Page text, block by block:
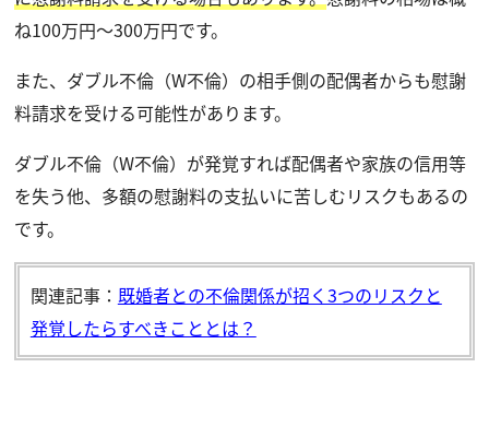
ね100万円〜300万円です。
また、ダブル不倫（W不倫）の相手側の配偶者からも慰謝
料請求を受ける可能性があります。
ダブル不倫（W不倫）が発覚すれば配偶者や家族の信用等
を失う他、多額の慰謝料の支払いに苦しむリスクもあるの
です。
関連記事： 既婚者との不倫関係が招く3つのリスクと
発覚したらすべきこととは？